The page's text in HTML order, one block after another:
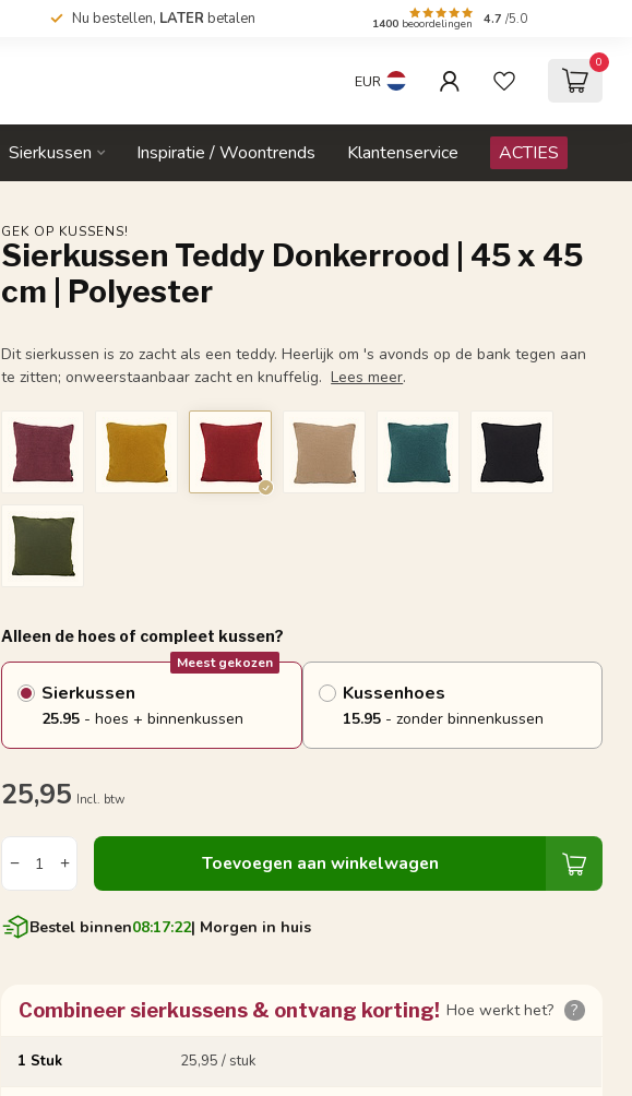
Nu bestellen, LATER betalen 1400 beoordelingen 4.7 /5.0
EUR
0
Sierkussen Inspiratie / Woontrends Klantenservice ACTIES
GEK OP KUSSENS!
Sierkussen Teddy Donkerrood | 45 x 45
cm | Polyester
Dit sierkussen is zo zacht als een teddy. Heerlijk om 's avonds op de bank tegen aan
te zitten; onweerstaanbaar zacht en knuffelig.Lees meer.
Alleen de hoes of compleet kussen?
Sierkussen
Meest gekozen
25.95 - hoes + binnenkussen
Kussenhoes
15.95- zonder binnenkussen
25,95 Incl. btw
Toevoegen aan winkelwagen
Bestel binnen08:17:22| Morgen in huis
Combineer sierkussens & ontvang korting! Hoe werkt het? ?
1 Stuk 25,95 / stuk